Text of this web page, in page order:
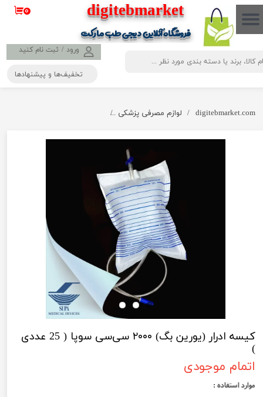
​​​​​​​​digitebmarket
فروشگاه آنلاین دیجی طب مارکت
ورود / ثبت نام کنید
حساب کاربری من
تغییر گذر واژه
۰
تخفیف‌ها و پیشنهادها
digitebmarket.com لوازم مصرفی پزشکی
کیسه ادرار (یورین بگ) ۲۰۰۰ سی‌سی سوپا ( 25 عددی
)
اتمام موجودی
موارد استفاده :